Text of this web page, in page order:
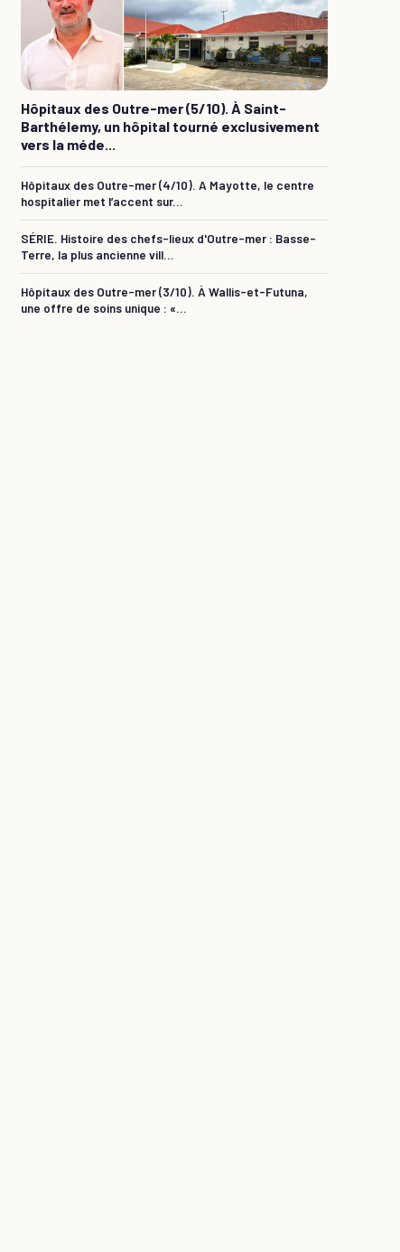
Hôpitaux des Outre-mer (5/10). À Saint-
Barthélemy, un hôpital tourné exclusivement
vers la méde...
Hôpitaux des Outre-mer (4/10). A Mayotte, le centre
hospitalier met l’accent sur...
SÉRIE. Histoire des chefs-lieux d'Outre-mer : Basse-
Terre, la plus ancienne vill...
Hôpitaux des Outre-mer (3/10). À Wallis-et-Futuna,
une offre de soins unique : «...